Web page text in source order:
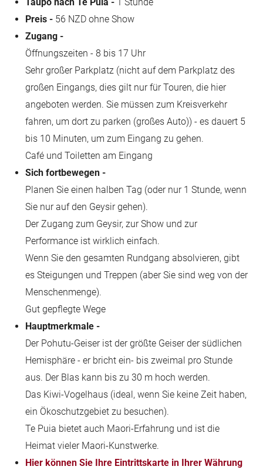
Preis - 56 NZD ohne Show
Zugang -
Öffnungszeiten - 8 bis 17 Uhr
Sehr großer Parkplatz (nicht auf dem Parkplatz des
großen Eingangs, dies gilt nur für Touren, die hier
angeboten werden. Sie müssen zum Kreisverkehr
fahren, um dort zu parken (großes Auto)) - es dauert 5
bis 10 Minuten, um zum Eingang zu gehen.
Café und Toiletten am Eingang
Sich fortbewegen -
Planen Sie einen halben Tag (oder nur 1 Stunde, wenn
Sie nur auf den Geysir gehen).
Der Zugang zum Geysir, zur Show und zur
Performance ist wirklich einfach.
Wenn Sie den gesamten Rundgang absolvieren, gibt
es Steigungen und Treppen (aber Sie sind weg von der
Menschenmenge).
Gut gepflegte Wege
Hauptmerkmale -
Der Pohutu-Geiser ist der größte Geiser der südlichen
Hemisphäre - er bricht ein- bis zweimal pro Stunde
aus. Der Blas kann bis zu 30 m hoch werden.
Das Kiwi-Vogelhaus (ideal, wenn Sie keine Zeit haben,
ein Ökoschutzgebiet zu besuchen).
Te Puia bietet auch Maori-Erfahrung und ist die
Heimat vieler Maori-Kunstwerke.
Hier können Sie Ihre Eintrittskarte in Ihrer Währung